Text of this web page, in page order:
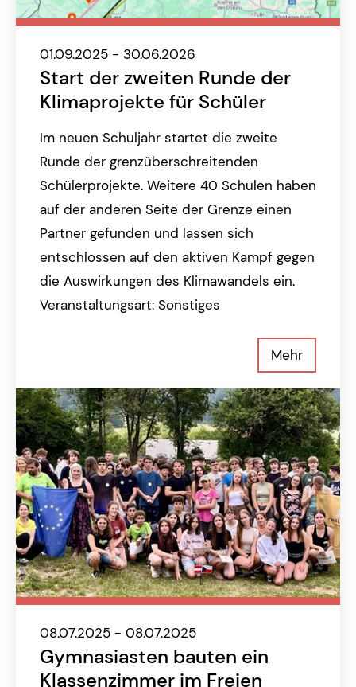
01.09.2025 - 30.06.2026
Start der zweiten Runde der
Klimaprojekte für Schüler
Im neuen Schuljahr startet die zweite
Runde der grenzüberschreitenden
Schülerprojekte. Weitere 40 Schulen haben
auf der anderen Seite der Grenze einen
Partner gefunden und lassen sich
entschlossen auf den aktiven Kampf gegen
die Auswirkungen des Klimawandels ein.
Veranstaltungsart: Sonstiges
Mehr
08.07.2025 - 08.07.2025
Gymnasiasten bauten ein
Klassenzimmer im Freien